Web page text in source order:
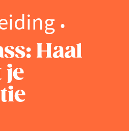
Haal
je